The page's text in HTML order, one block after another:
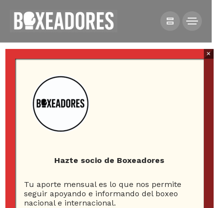
NOTICIAS
SUS TÍTULOSHazte socio de Boxeadores
Tu aporte mensual es lo que nos permite
seguir apoyando e informando del boxeo
nacional e internacional.
×